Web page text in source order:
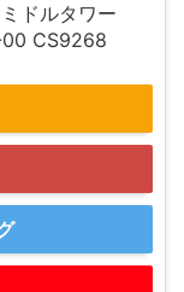
ドルタワー
00 CS9268